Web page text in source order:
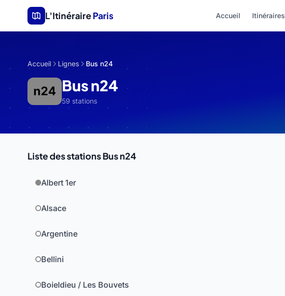
Aller au contenu principal
L'ItinéraireParis Accueil Itinéraires
Accueil Lignes Bus n24
n24 Bus n24
59 stations
Liste des stations Bus n24
Albert 1er
Alsace
Argentine
Bellini
Boieldieu / Les Bouvets